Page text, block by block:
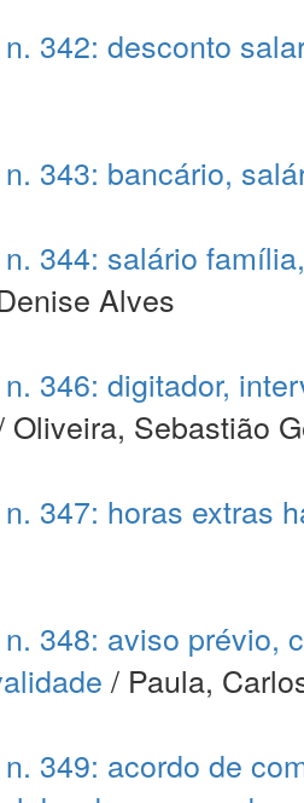
342: desconto
343: bancário,
344: salário
Alves
346: digitador,
Oliveira, Sebastião
347: horas extras
348: aviso prévio,
/ Paula,
349: acordo de